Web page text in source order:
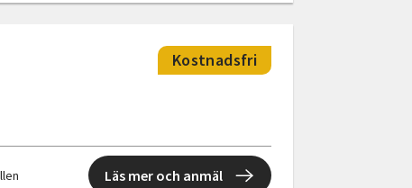
Kostnadsfri
Läs mer och anmäl